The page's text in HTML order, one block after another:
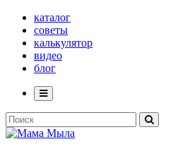
каталог
советы
калькулятор
видео
блог